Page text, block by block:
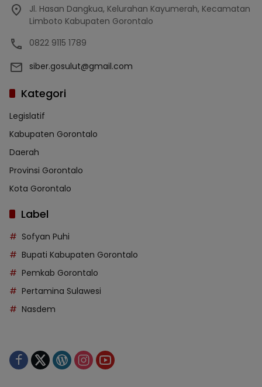
Jl. Hasan Dangkua, Kelurahan Kayumerah, Kecamatan
Limboto Kabupaten Gorontalo
0822 9115 1789
siber.gosulut@gmail.com
Kategori
Legislatif
Kabupaten Gorontalo
Daerah
Provinsi Gorontalo
Kota Gorontalo
Label
Sofyan Puhi
Bupati Kabupaten Gorontalo
Pemkab Gorontalo
Pertamina Sulawesi
Nasdem